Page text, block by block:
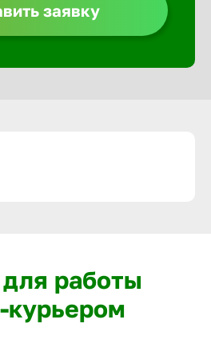
заявку
работы
курьером